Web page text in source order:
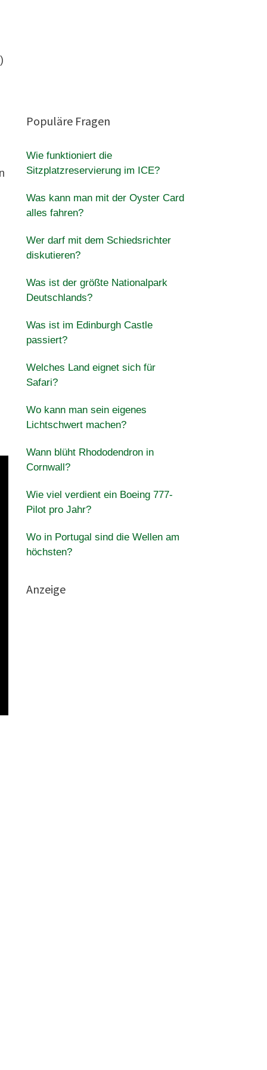
Populäre Fragen
Wie funktioniert die
Sitzplatzreservierung im ICE?
Was kann man mit der Oyster Card
alles fahren?
Wer darf mit dem Schiedsrichter
diskutieren?
Was ist der größte Nationalpark
Deutschlands?
Was ist im Edinburgh Castle
passiert?
Welches Land eignet sich für
Safari?
Wo kann man sein eigenes
Lichtschwert machen?
Wann blüht Rhododendron in
Cornwall?
Wie viel verdient ein Boeing 777-
Pilot pro Jahr?
Wo in Portugal sind die Wellen am
höchsten?
Anzeige